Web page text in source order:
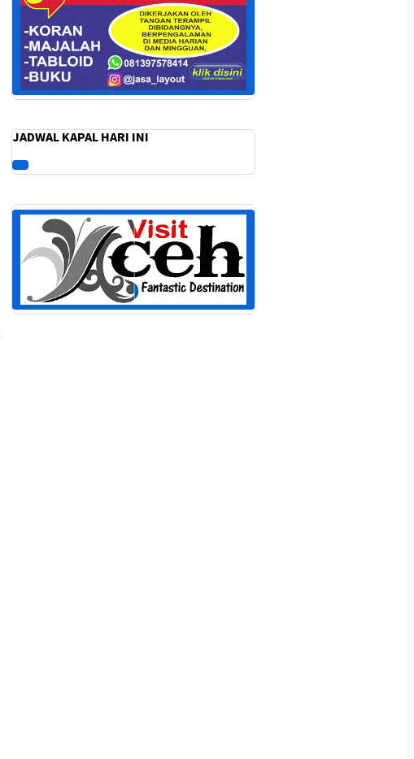
JADWAL KAPAL HARI INI